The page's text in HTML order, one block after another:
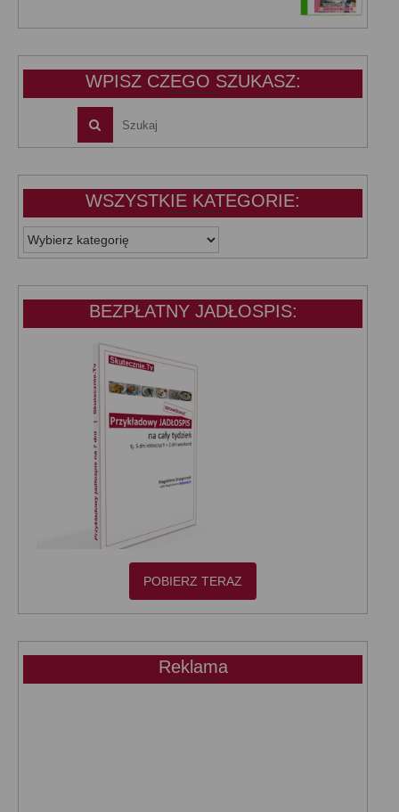
wynosiła:wynosi:
WPISZ CZEGO SZUKASZ:
WSZYSTKIE KATEGORIE:
WSZYSTKIE
KATEGORIE:
BEZPŁATNY JADŁOSPIS:
POBIERZ TERAZ
Reklama